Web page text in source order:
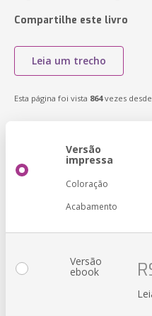
Compartilhe este livro
Leia um trecho
Esta página foi vista 864vezes desde
Versão
impressa
Coloração
Acabamento
Versão
ebook